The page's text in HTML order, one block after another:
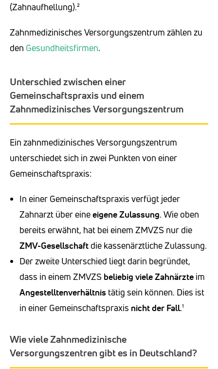
(Zahnaufhellung).²
Zahnmedizinisches Versorgungszentrum zählen zu
den Gesundheitsfirmen.
Unterschied zwischen einer
Gemeinschaftspraxis und einem
Zahnmedizinisches Versorgungszentrum
Ein zahnmedizinisches Versorgungszentrum
unterschiedet sich in zwei Punkten von einer
Gemeinschaftspraxis:
In einer Gemeinschaftspraxis verfügt jeder
Zahnarzt über eineeigene Zulassung. Wie oben
bereits erwähnt, hat bei einem ZMVZS nur die
ZMV-Gesellschaftdie kassenärztliche Zulassung.
Der zweite Unterschied liegt darin begründet,
dass in einem ZMVZS beliebig viele Zahnärzte im
Angestelltenverhältnis tätig sein können. Dies ist
in einer Gemeinschaftspraxis nicht der Fall.¹
Wie viele Zahnmedizinische
Versorgungszentren gibt es in Deutschland?